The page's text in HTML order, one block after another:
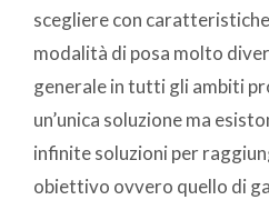
scegliere con
modalità di posa molto
generale in tutti gli ambiti
un’unica soluzione ma
infinite soluzioni per
obiettivo ovvero quello di